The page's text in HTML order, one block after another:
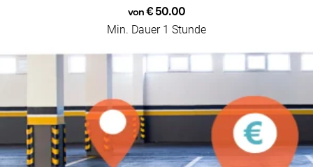
von€ 50.00
Min. Dauer 1 Stunde